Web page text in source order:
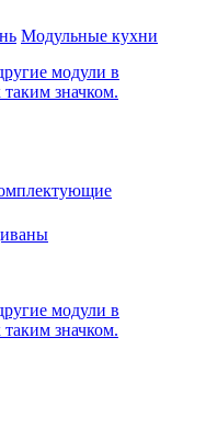
Модульные кухни
модули в
значком.
модули в
значком.